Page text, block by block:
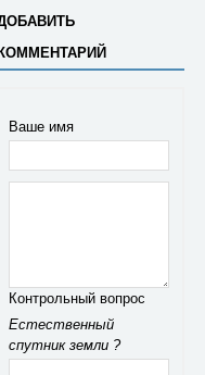
Ваше имя
Контрольный вопрос
Естественный
спутник земли ?